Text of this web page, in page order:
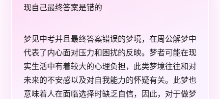
现自己最终答案是错的
梦见中考并且最终答案错误的梦境，在周公解梦中
代表了内心面对压力和困扰的反映。梦者可能在现
实生活中有着较大的心理负担，此类梦境往往和对
未来的不安感以及对自我能力的怀疑有关。此梦也
意味着人在面临选择时缺乏自信，因此，对于做梦